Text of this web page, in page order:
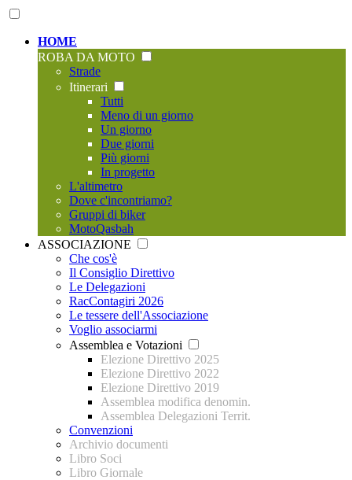
HOME
ROBA DA MOTO
Strade
Itinerari
Tutti
Meno di un giorno
Un giorno
Due giorni
Più giorni
In progetto
L'altimetro
Dove c'incontriamo?
Gruppi di biker
MotoQasbah
ASSOCIAZIONE
Che cos'è
Il Consiglio Direttivo
Le Delegazioni
RacContagiri 2026
Le tessere dell'Associazione
Voglio associarmi
Assemblea e Votazioni
Elezione Direttivo 2025
Elezione Direttivo 2022
Elezione Direttivo 2019
Assemblea modifica denomin.
Assemblea Delegazioni Territ.
Convenzioni
Archivio documenti
Libro Soci
Libro Giornale